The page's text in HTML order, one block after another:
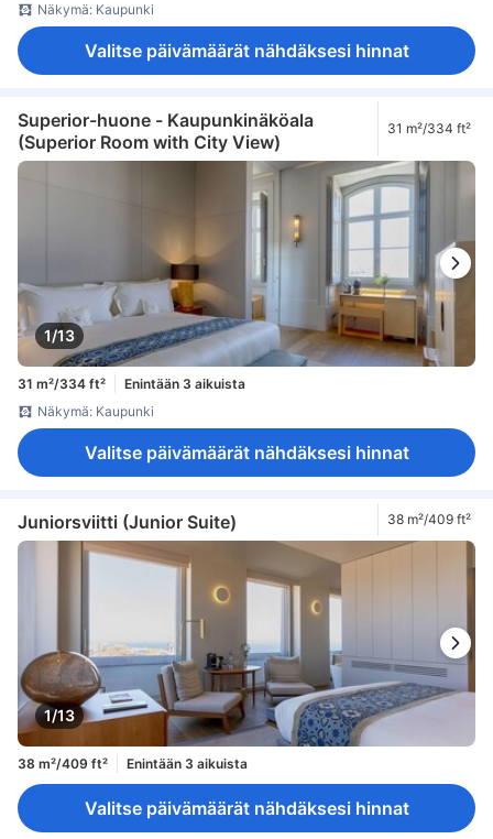
Näkymä: Kaupunki
Valitse päivämäärät nähdäksesi hinnat
Superior-huone - Kaupunkinäköala
(Superior Room with City View)
31 m²/334 ft²
1/13
31 m²/334 ft²
Enintään 3 aikuista
Näkymä: Kaupunki
Valitse päivämäärät nähdäksesi hinnat
Juniorsviitti (Junior Suite) 38 m²/409 ft²
1/13
38 m²/409 ft² Enintään 3 aikuista
Valitse päivämäärät nähdäksesi hinnat